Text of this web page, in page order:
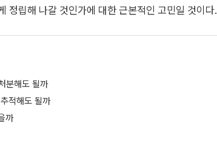
정립해 나갈 것인가에 대한 근본적인 고민일 것이다.
분해도 될까
적해도 될까
까